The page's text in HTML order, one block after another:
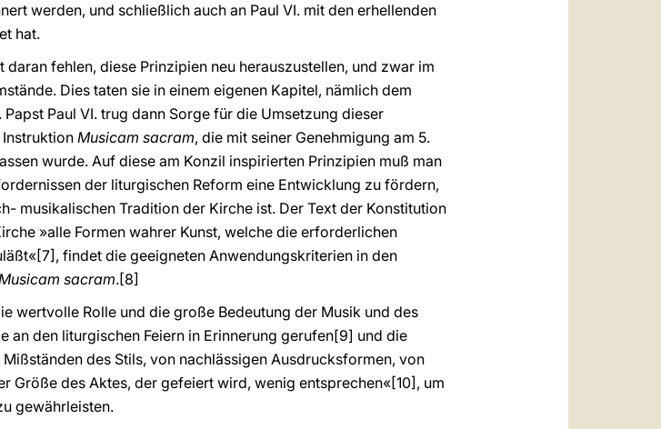
werden, und schließlich auch an Paul VI. mit den erhellenden
hat.
fehlen, diese Prinzipien neu herauszustellen, und zwar im
Dies taten sie in einem eigenen Kapitel, nämlich dem
. Papst Paul VI. trug dann Sorge für die Umsetzung dieser
Musicam sacram, die mit seiner Genehmigung am 5.
wurde. Auf diese am Konzil inspirierten Prinzipien muß man
der liturgischen Reform eine Entwicklung zu fördern,
musikalischen Tradition der Kirche ist. Der Text der Konstitution
»alle Formen wahrer Kunst, welche die erforderlichen
findet die geeigneten Anwendungskriterien in den
sacram.[8]
wertvolle Rolle und die große Bedeutung der Musik und des
an den liturgischen Feiern in Erinnerung gerufen[9] und die
des Stils, von nachlässigen Ausdrucksformen, von
Größe des Aktes, der gefeiert wird, wenig entsprechen«[10], um
gewährleisten.